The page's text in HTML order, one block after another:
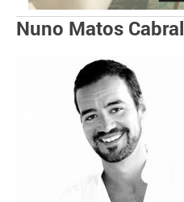
Nuno Matos Cabral